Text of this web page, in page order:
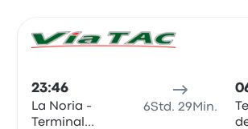
23:46
La Noria -
Terminal
6Std. 29Min.